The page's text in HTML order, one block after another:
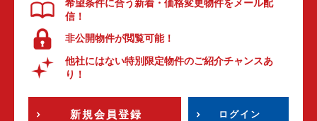
希望条件に合う新着・価格変更物件をメール配
信！
非公開物件が閲覧可能！
他社にはない特別限定物件のご紹介チャンスあ
り！
新規会員登録 ログイン